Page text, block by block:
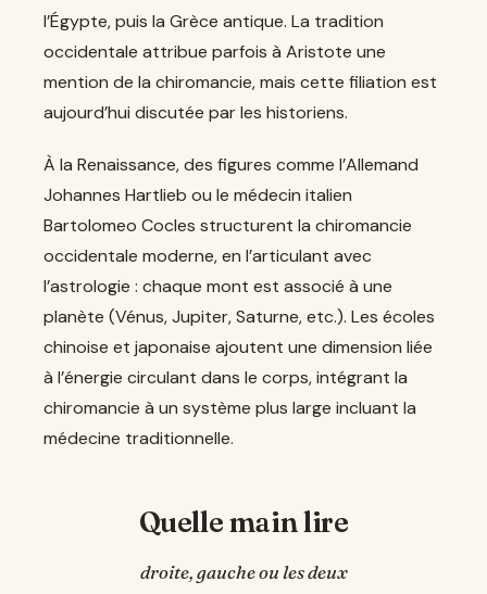
l’Égypte, puis la Grèce antique. La tradition
occidentale attribue parfois à Aristote une
mention de la chiromancie, mais cette filiation est
aujourd’hui discutée par les historiens.
À la Renaissance, des figures comme l’Allemand
Johannes Hartlieb ou le médecin italien
Bartolomeo Cocles structurent la chiromancie
occidentale moderne, en l’articulant avec
l’astrologie : chaque mont est associé à une
planète (Vénus, Jupiter, Saturne, etc.). Les écoles
chinoise et japonaise ajoutent une dimension liée
à l’énergie circulant dans le corps, intégrant la
chiromancie à un système plus large incluant la
médecine traditionnelle.
Quelle main lire
droite, gauche ou les deux